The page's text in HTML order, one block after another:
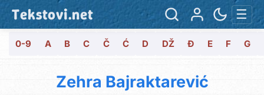
Tekstovi.net ☰
0-9 A B C Č Ć D DŽ Đ E F G
Zehra Bajraktarević